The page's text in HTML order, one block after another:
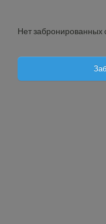
Нет забронированных